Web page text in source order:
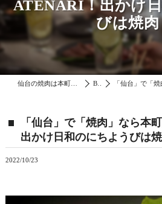
ATENARI！出かけ
びは焼肉
Blog 「仙台」で「焼肉」なら
「仙台」で「焼肉」なら本
出かけ日和のにちようびは焼
2022/10/23